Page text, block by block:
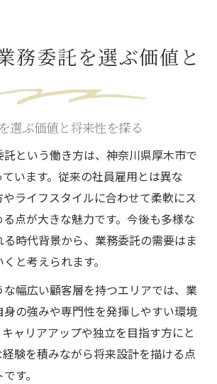
務委託を選ぶ価値と
選ぶ価値と将来性を探る
という働き方は、神奈川県厚木市で
います。従来の社員雇用とは異な
やライフスタイルに合わせて柔軟にス
点が大きな魅力です。今後も多様な
時代背景から、業務委託の需要はま
と考えられます。
幅広い顧客層を持つエリアでは、業
の強みや専門性を発揮しやすい環境
ャリアアップや独立を目指す方にと
験を積みながら将来設計を描ける点
す。